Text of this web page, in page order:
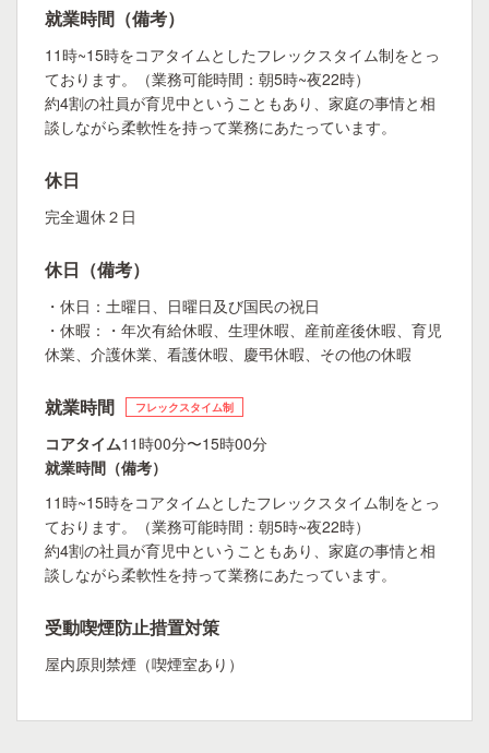
就業時間（備考）
11時~15時をコアタイムとしたフレックスタイム制をとっ
ております。（業務可能時間：朝5時~夜22時）
約4割の社員が育児中ということもあり、家庭の事情と相
談しながら柔軟性を持って業務にあたっています。
休日
完全週休２日
休日（備考）
・休日：土曜日、日曜日及び国民の祝日
・休暇：・年次有給休暇、生理休暇、産前産後休暇、育児
休業、介護休業、看護休暇、慶弔休暇、その他の休暇
就業時間 フレックスタイム制
コアタイム11時00分〜15時00分
就業時間（備考）
11時~15時をコアタイムとしたフレックスタイム制をとっ
ております。（業務可能時間：朝5時~夜22時）
約4割の社員が育児中ということもあり、家庭の事情と相
談しながら柔軟性を持って業務にあたっています。
受動喫煙防止措置対策
屋内原則禁煙（喫煙室あり）